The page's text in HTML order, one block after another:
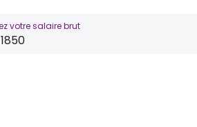
votre salaire brut